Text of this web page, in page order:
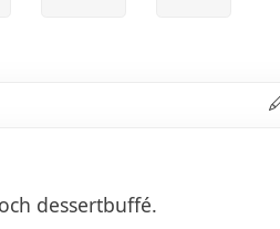
dessertbuffé.